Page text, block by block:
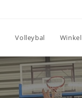
Volleybal Winkel